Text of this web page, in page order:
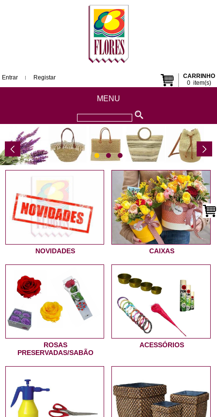
CARRINHO
0item(s)
Entrar Registar
MENU
NOVIDADES CAIXAS
ROSAS
PRESERVADAS/SABÃO
ACESSÓRIOS